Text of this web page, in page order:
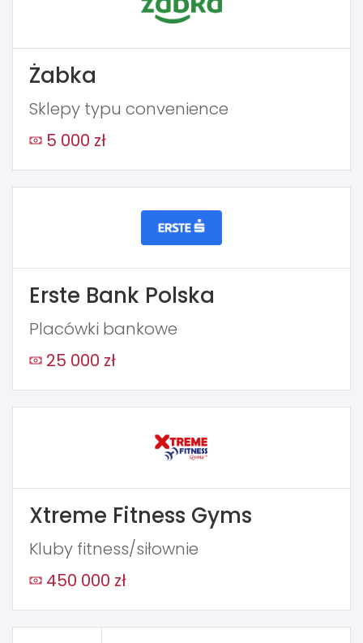
Żabka
Sklepy typu convenience
5 000 zł
Erste Bank Polska
Placówki bankowe
25 000 zł
Xtreme Fitness Gyms
Kluby fitness/siłownie
450 000 zł